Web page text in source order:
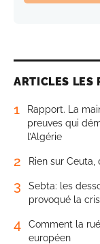
ARTICLES LES
1
Rapport. La
preuves qui
l’Algérie
2 Rien sur
3
Sebta: les
provoqué la
4
Comment la
européen